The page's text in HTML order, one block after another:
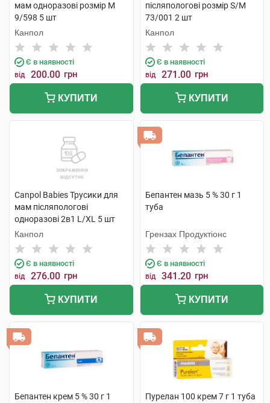
мам одноразові розмір M
9/598 5 шт
Канпол
Є в наявності
від 200.00 грн
КУПИТИ
післяпологові розмір S/M
73/001 2 шт
Канпол
Є в наявності
від 271.00 грн
КУПИТИ
Canpol Babies Трусики для
мам післяпологові
одноразові 2в1 L/XL 5 шт
Канпол
Є в наявності
від 276.00 грн
КУПИТИ
Бепантен мазь 5 % 30 г 1
туба
Грензах Продуктіонс
Є в наявності
від 341.20 грн
КУПИТИ
Бепантен крем 5 % 30 г 1
Пурелан 100 крем 7 г 1 туба